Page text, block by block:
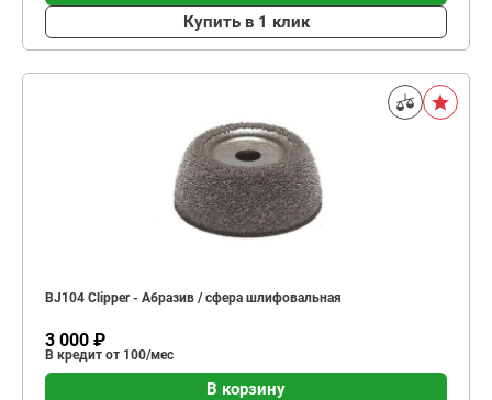
Купить в 1 клик
BJ104 Clipper - Абразив / сфера шлифовальная
3 000 ₽
В кредит от 100/мес
В корзину